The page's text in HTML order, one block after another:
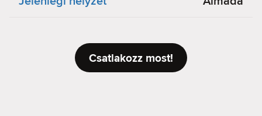
Csatlakozz most!